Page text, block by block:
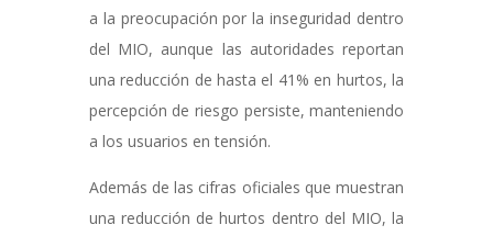
a la preocupación por la inseguridad dentro
del MIO, aunque las autoridades reportan
una reducción de hasta el 41% en hurtos, la
percepción de riesgo persiste, manteniendo
a los usuarios en tensión.
Además de las cifras oficiales que muestran
una reducción de hurtos dentro del MIO, la